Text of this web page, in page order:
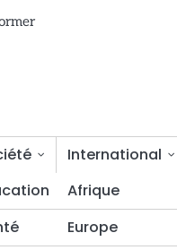
International
Afrique
Europe
Bien-être
l’attaque